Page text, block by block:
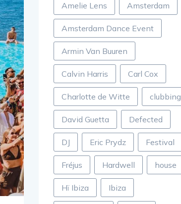
Amelie Lens Amsterdam
Amsterdam Dance Event
Armin Van Buuren
Calvin Harris Carl Cox
Charlotte de Witte clubbing
David Guetta Defected
DJ Eric Prydz Festival
Fréjus Hardwell house
Hï Ibiza Ibiza